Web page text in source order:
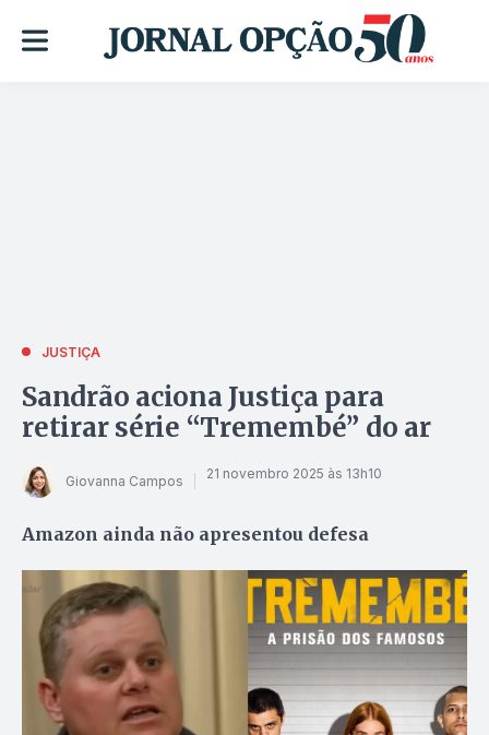
JUSTIÇA
Sandrão aciona Justiça para
retirar série “Tremembé” do ar
Giovanna Campos 21 novembro 2025 às 13h10
Amazon ainda não apresentou defesa